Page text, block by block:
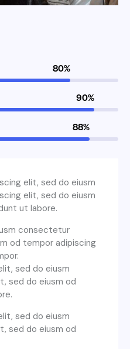
80%
90%
88%
elit, sed do eiusm
elit, sed do eiusm
ut labore.
consectetur
od tempor adipiscing
sed do eiusm
sed do eiusm od
sed do eiusm
sed do eiusm od